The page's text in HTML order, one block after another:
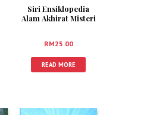
Siri Ensiklopedia
Alam Akhirat Misteri
RM25.00
READ MORE